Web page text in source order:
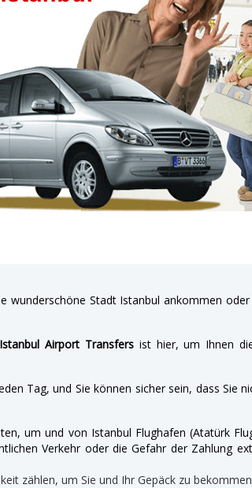
wunderschöne Stadt Istanbul ankommen
Istanbul Airport Transfersist hier, um Ihnen
Tag, und Sie können sicher sein, dass Sie
um und von Istanbul Flughafen (Atatürk
Verkehr oder die Gefahr der Zahlung
zählen, um Sie und Ihr Gepäck zu